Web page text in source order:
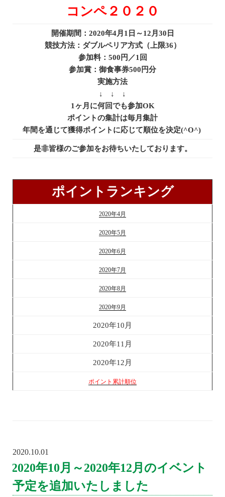
コンペ２０２０
開催期間：2020年4月1日～12月30日
競技方法：ダブルペリア方式（上限36）
参加料：500円／1回
参加賞：御食事券500円分
実施方法
↓ ↓ ↓
1ヶ月に何回でも参加OK
ポイントの集計は毎月集計
年間を通じて獲得ポイントに応じて順位を決定(^O^)
是非皆様のご参加をお待ちいたしております。
ポイントランキング
2020年4月
2020年5月
2020年6月
2020年7月
2020年8月
2020年9月
2020年10月
2020年11月
2020年12月
ポイント累計順位
POSTED
2020.10.01
2020年10月～2020年12月のイベント
予定を追加いたしました